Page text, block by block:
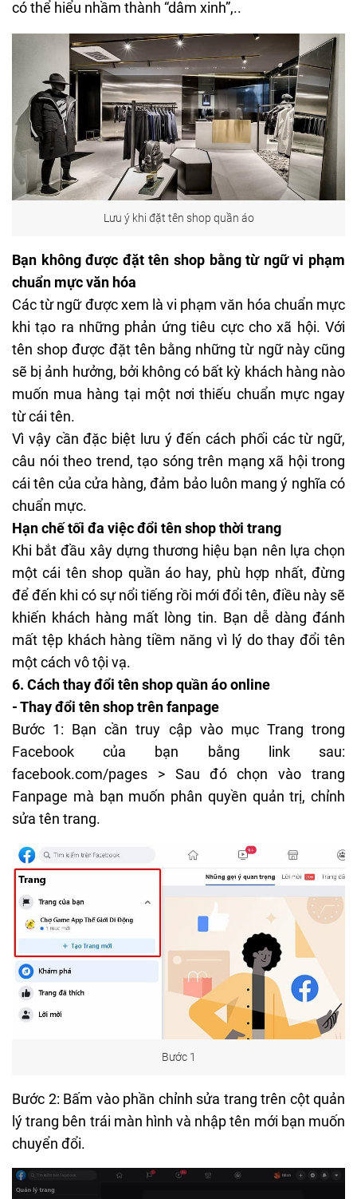
có thể hiểu nhầm thành “dâm xinh”,..
Lưu ý khi đặt tên shop quần áo
Bạn không được đặt tên shop bằng từ ngữ vi phạm
chuẩn mực văn hóa
Các từ ngữ được xem là vi phạm văn hóa chuẩn mực
khi tạo ra những phản ứng tiêu cực cho xã hội. Với
tên shop được đặt tên bằng những từ ngữ này cũng
sẽ bị ảnh hưởng, bởi không có bất kỳ khách hàng nào
muốn mua hàng tại một nơi thiếu chuẩn mực ngay
từ cái tên.
Vì vậy cần đặc biệt lưu ý đến cách phối các từ ngữ,
câu nói theo trend, tạo sóng trên mạng xã hội trong
cái tên của cửa hàng, đảm bảo luôn mang ý nghĩa có
chuẩn mực.
Hạn chế tối đa việc đổi tên shop thời trang
Khi bắt đầu xây dựng thương hiệu bạn nên lựa chọn
một cái tên shop quần áo hay, phù hợp nhất, đừng
để đến khi có sự nổi tiếng rồi mới đổi tên, điều này sẽ
khiến khách hàng mất lòng tin. Bạn dễ dàng đánh
mất tệp khách hàng tiềm năng vì lý do thay đổi tên
một cách vô tội vạ.
6. Cách thay đổi tên shop quần áo online
- Thay đổi tên shop trên fanpage
Bước 1: Bạn cần truy cập vào mục Trang trong
Facebook của bạn bằng link sau:
facebook.com/pages > Sau đó chọn vào trang
Fanpage mà bạn muốn phân quyền quản trị, chỉnh
sửa tên trang.
Bước 1
Bước 2: Bấm vào phần chỉnh sửa trang trên cột quản
lý trang bên trái màn hình và nhập tên mới bạn muốn
chuyển đổi.